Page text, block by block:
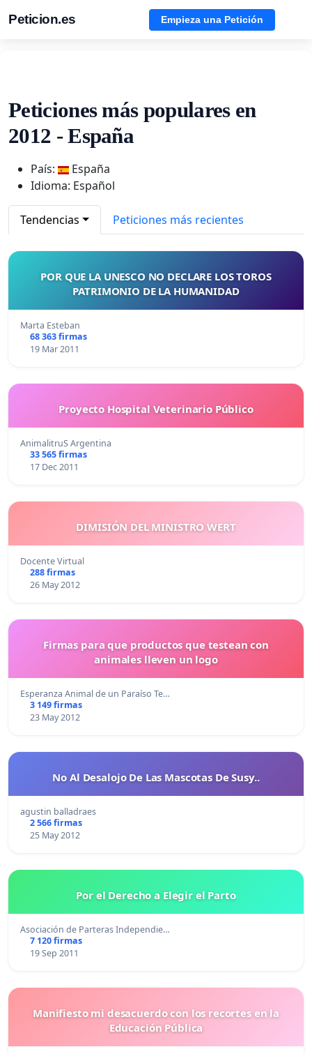
Peticion.es Empieza una Petición
Peticiones más populares en
2012 - España
País:
España
Idioma: Español
Tendencias Peticiones más recientes
POR QUE LA UNESCO NO DECLARE LOS TOROS
PATRIMONIO DE LA HUMANIDAD
Marta Esteban
68 363 firmas
19 Mar 2011
Proyecto Hospital Veterinario Público
AnimalitruS Argentina
33 565 firmas
17 Dec 2011
DIMISIÓN DEL MINISTRO WERT
Docente Virtual
288 firmas
26 May 2012
Firmas para que productos que testean con
animales lleven un logo
Esperanza Animal de un Paraíso Te…
3 149 firmas
23 May 2012
No Al Desalojo De Las Mascotas De Susy..
agustin balladraes
2 566 firmas
25 May 2012
Por el Derecho a Elegir el Parto
Asociación de Parteras Independie…
7 120 firmas
19 Sep 2011
Manifiesto mi desacuerdo con los recortes en la
Educación Pública